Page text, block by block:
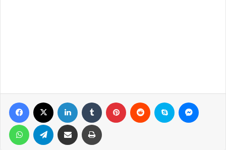
Facebook LinkedIn Tumblr Pinterest Reddit Skype
WhatsAppTelegram Email ile gönder Yazdır